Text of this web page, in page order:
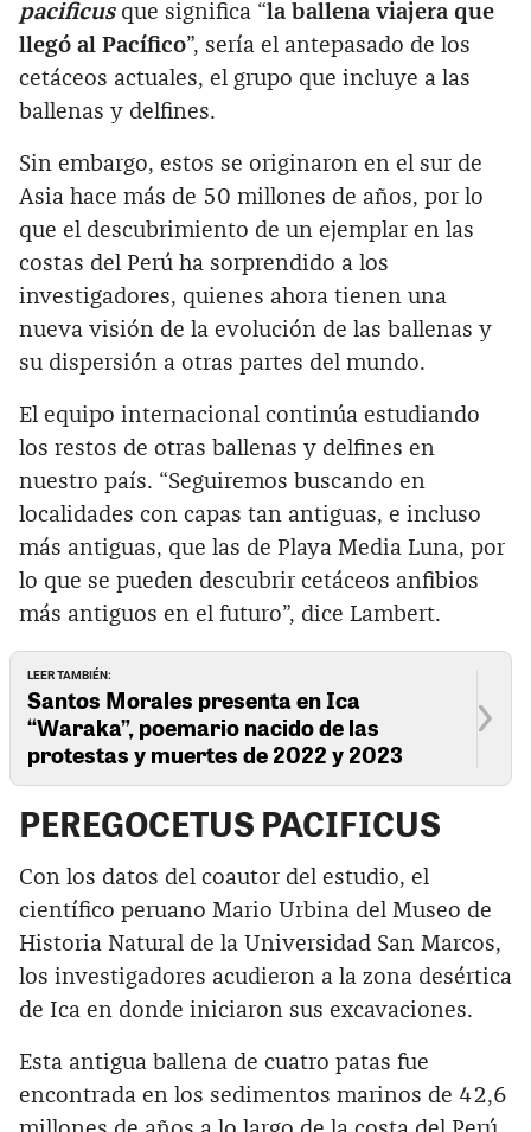
pacificusque significa “la ballena viajera que
llegó al Pacífico”, sería el antepasado de los
cetáceos actuales, el grupo que incluye a las
ballenas y delfines.
Sin embargo, estos se originaron en el sur de
Asia hace más de 50 millones de años, por lo
que el descubrimiento de un ejemplar en las
costas del Perú ha sorprendido a los
investigadores, quienes ahora tienen una
nueva visión de la evolución de las ballenas y
su dispersión a otras partes del mundo.
El equipo internacional continúa estudiando
los restos de otras ballenas y delfines en
nuestro país. “Seguiremos buscando en
localidades con capas tan antiguas, e incluso
más antiguas, que las de Playa Media Luna, por
lo que se pueden descubrir cetáceos anfibios
más antiguos en el futuro”, dice Lambert.
LEER TAMBIÉN:
Santos Morales presenta en Ica
“Waraka”, poemario nacido de las
protestas y muertes de 2022 y 2023
PEREGOCETUS PACIFICUS
Con los datos del coautor del estudio, el
científico peruano Mario Urbina del Museo de
Historia Natural de la Universidad San Marcos,
los investigadores acudieron a la zona desértica
de Ica en donde iniciaron sus excavaciones.
Esta antigua ballena de cuatro patas fue
encontrada en los sedimentos marinos de 42,6